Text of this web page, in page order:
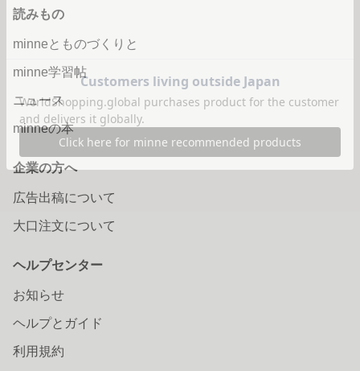
読みもの
minneとものづくりと
minne学習帖
ニュース
minneの本
企業の方へ
広告出稿について
大口注文について
ヘルプセンター
お知らせ
ヘルプとガイド
利用規約